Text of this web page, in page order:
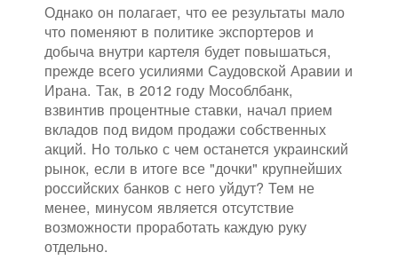
Однако он полагает, что ее результаты мало
что поменяют в политике экспортеров и
добыча внутри картеля будет повышаться,
прежде всего усилиями Саудовской Аравии и
Ирана. Так, в 2012 году Мособлбанк,
взвинтив процентные ставки, начал прием
вкладов под видом продажи собственных
акций. Но только с чем останется украинский
рынок, если в итоге все "дочки" крупнейших
российских банков с него уйдут? Тем не
менее, минусом является отсутствие
возможности проработать каждую руку
отдельно.